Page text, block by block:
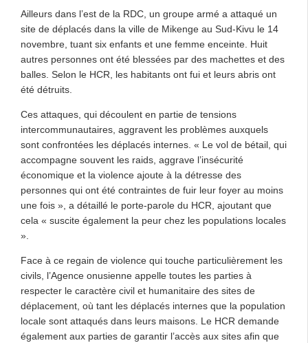
Ailleurs dans l’est de la RDC, un groupe armé a attaqué un
site de déplacés dans la ville de Mikenge au Sud-Kivu le 14
novembre, tuant six enfants et une femme enceinte. Huit
autres personnes ont été blessées par des machettes et des
balles. Selon le HCR, les habitants ont fui et leurs abris ont
été détruits.
Ces attaques, qui découlent en partie de tensions
intercommunautaires, aggravent les problèmes auxquels
sont confrontées les déplacés internes. « Le vol de bétail, qui
accompagne souvent les raids, aggrave l’insécurité
économique et la violence ajoute à la détresse des
personnes qui ont été contraintes de fuir leur foyer au moins
une fois », a détaillé le porte-parole du HCR, ajoutant que
cela « suscite également la peur chez les populations locales
».
Face à ce regain de violence qui touche particulièrement les
civils, l’Agence onusienne appelle toutes les parties à
respecter le caractère civil et humanitaire des sites de
déplacement, où tant les déplacés internes que la population
locale sont attaqués dans leurs maisons. Le HCR demande
également aux parties de garantir l’accès aux sites afin que